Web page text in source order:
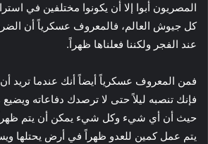
المصريون أبوا إلا أن يكونوا مختلفين في
كل جيوش العالم، فالمعروف عسكرياً أن
عند الفجر ولكننا فعلناها ظهراً.
فمن المعروف عسكرياً أيضاً أنك عندما تريد
فإنك تنصبه ليلاً حتى لا ترصدك دفاعاته
حيث أن أي شيء وكل شيء يمكن أن يتم ظهراً
يتم عمل كمين للعدو ظهراً في أرض يحتلها